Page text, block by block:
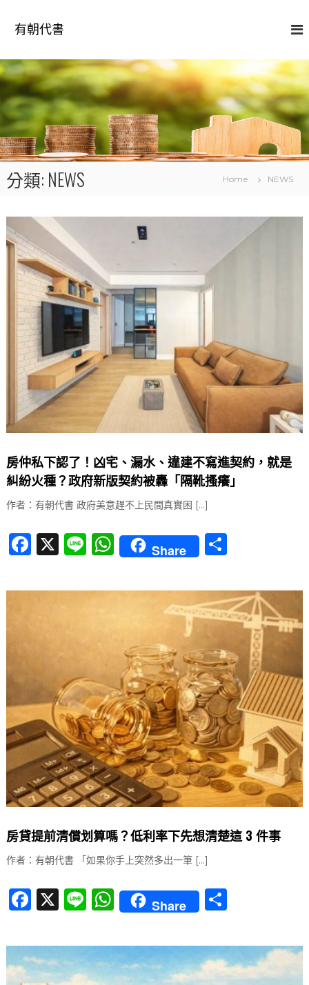
t
o
o
t
e
n
有朝代書
分類: NEWS Home NEWS
房仲私下認了！凶宅、漏水、違建不寫進契約，就是
糾紛火種？政府新版契約被轟「隔靴搔癢」
作者：有朝代書 政府美意趕不上民間真實困 […]
F
c
b
o
o
k
X Li
e
W
h
at
A
p
p
Share
分
房貸提前清償划算嗎？低利率下先想清楚這 3 件事
作者：有朝代書 「如果你手上突然多出一筆 […]
F
c
e
X Li
e
W
h
at
s
Share
分